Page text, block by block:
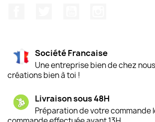
Société Francaise
Une entreprise bien de chez
créations bien à toi !
Livraison sous 48H
Préparation de votre commande